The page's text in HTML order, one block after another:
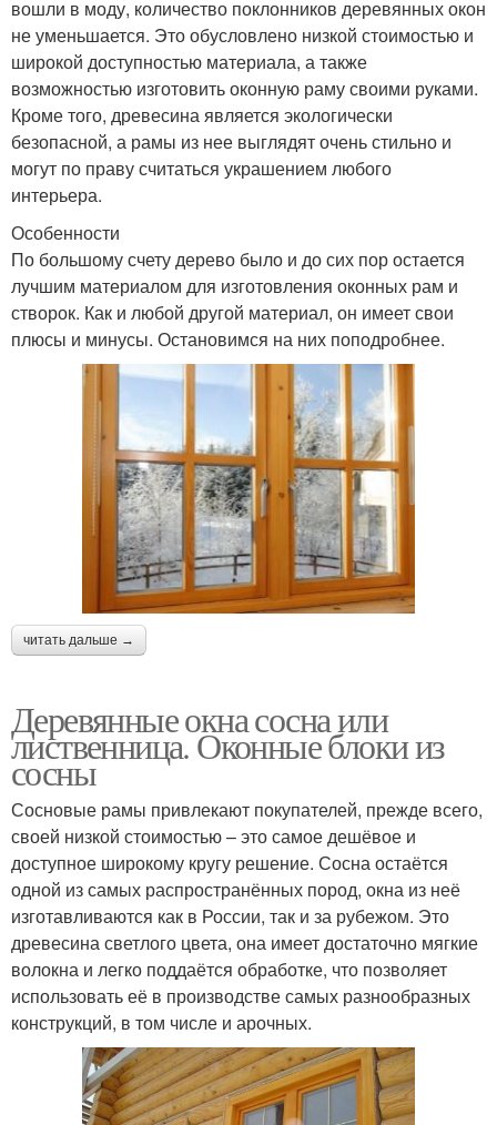
вошли в моду, количество поклонников деревянных окон
не уменьшается. Это обусловлено низкой стоимостью и
широкой доступностью материала, а также
возможностью изготовить оконную раму своими руками.
Кроме того, древесина является экологически
безопасной, а рамы из нее выглядят очень стильно и
могут по праву считаться украшением любого
интерьера.
Особенности
По большому счету дерево было и до сих пор остается
лучшим материалом для изготовления оконных рам и
створок. Как и любой другой материал, он имеет свои
плюсы и минусы. Остановимся на них поподробнее.
читать дальше →
Деревянные окна сосна или
лиственница. Оконные блоки из
сосны
Сосновые рамы привлекают покупателей, прежде всего,
своей низкой стоимостью – это самое дешёвое и
доступное широкому кругу решение. Сосна остаётся
одной из самых распространённых пород, окна из неё
изготавливаются как в России, так и за рубежом. Это
древесина светлого цвета, она имеет достаточно мягкие
волокна и легко поддаётся обработке, что позволяет
использовать её в производстве самых разнообразных
конструкций, в том числе и арочных.